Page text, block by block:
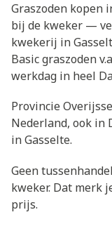
Graszoden kopen
bij de kweker —
kwekerij in
Basic graszoden
werkdag in heel
Provincie
Nederland, ook
in Gasselte.
Geen
kweker. Dat merk
prijs.